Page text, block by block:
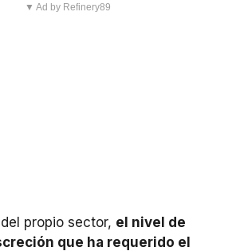
▼ Ad by Refinery89
propio sector, el nivel de
que ha requerido el